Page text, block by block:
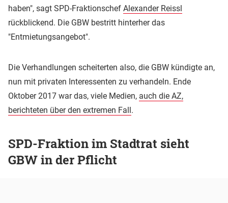
haben", sagt SPD-Fraktionschef Alexander Reissl
rückblickend. Die GBW bestritt hinterher das
"Entmietungsangebot".
Die Verhandlungen scheiterten also, die GBW kündigte an,
nun mit privaten Interessenten zu verhandeln. Ende
Oktober 2017 war das, viele Medien, auch die AZ,
berichteten über den extremen Fall.
SPD-Fraktion im Stadtrat sieht
GBW in der Pflicht